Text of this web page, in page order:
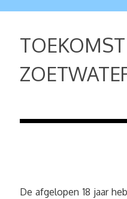
De afgelopen 18 jaar